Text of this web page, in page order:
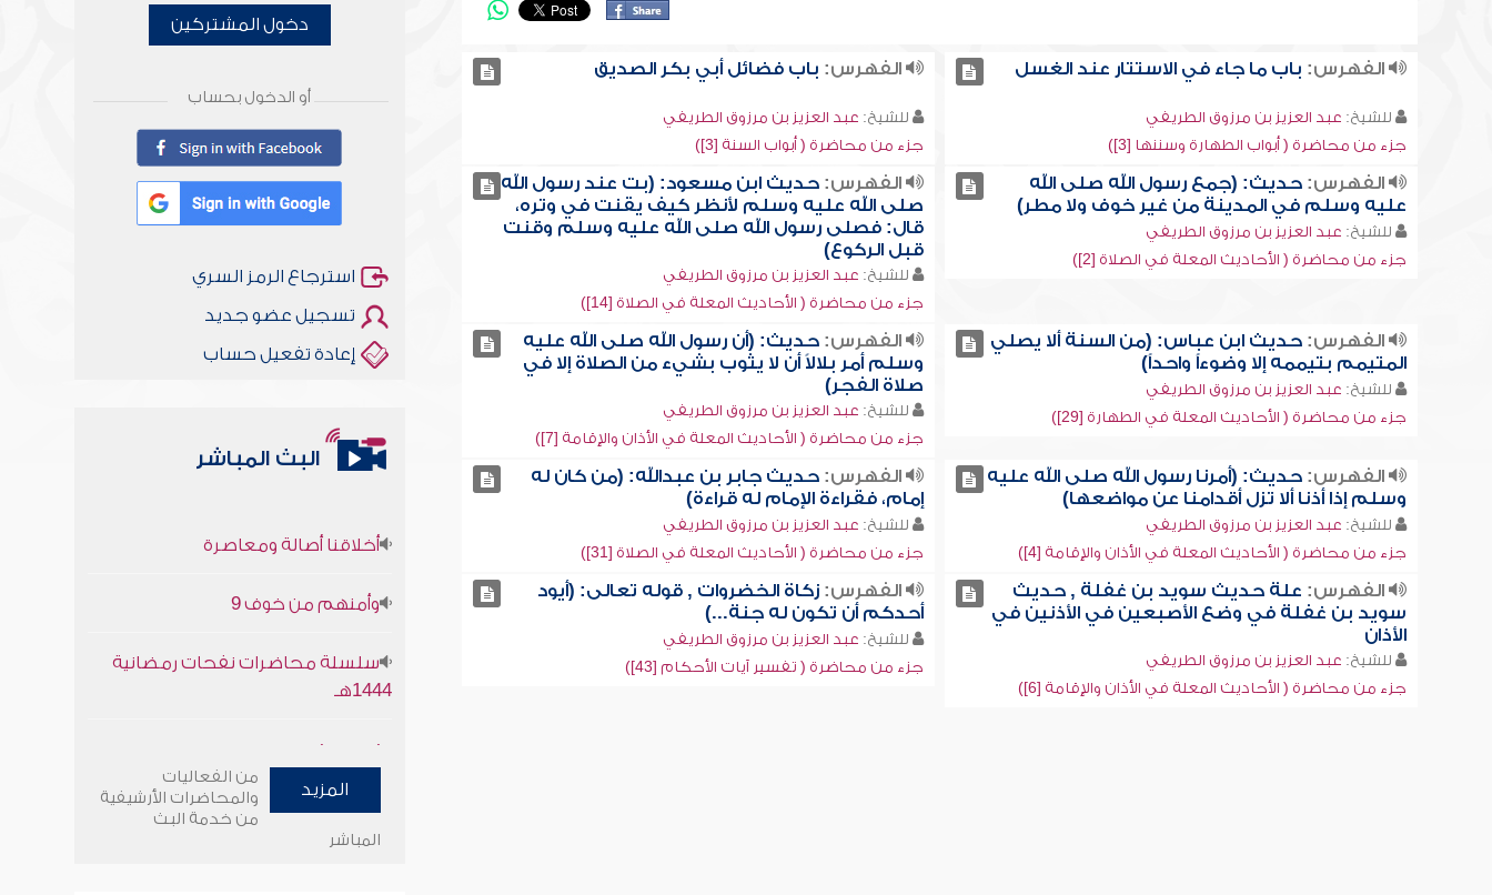
الفهرس: باب ما جاء في الاستتار عند الغسل
للشيخ: عبد العزيز بن مرزوق الطريفي
جزء من محاضرة ( أبواب الطهارة وسننها [3])
الفهرس: باب فضائل أبي بكر الصديق
للشيخ: عبد العزيز بن مرزوق الطريفي
جزء من محاضرة ( أبواب السنة [3])
الفهرس:حديث: (جمع رسول الله صلى الله
عليه وسلم في المدينة من غير خوف ولا مطر)
للشيخ: عبد العزيز بن مرزوق الطريفي
جزء من محاضرة ( الأحاديث المعلة في الصلاة [2])
الفهرس: حديث ابن مسعود: (بت عند رسول الله
صلى الله عليه وسلم لأنظر كيف يقنت في وتره،
قال: فصلى رسول الله صلى الله عليه وسلم وقنت
قبل الركوع)
للشيخ: عبد العزيز بن مرزوق الطريفي
جزء من محاضرة ( الأحاديث المعلة في الصلاة [14])
الفهرس:حديث ابن عباس: (من السنة ألا يصلي
المتيمم بتيممه إلا وضوءاً واحداً)
للشيخ: عبد العزيز بن مرزوق الطريفي
جزء من محاضرة ( الأحاديث المعلة في الطهارة [29])
الفهرس: حديث: (أن رسول الله صلى الله عليه
وسلم أمر بلالاً أن لا يثوب بشيء من الصلاة إلا في
صلاة الفجر)
للشيخ: عبد العزيز بن مرزوق الطريفي
جزء من محاضرة ( الأحاديث المعلة في الأذان والإقامة [7])
الفهرس:حديث: (أمرنا رسول الله صلى الله عليه
وسلم إذا أذنا ألا تزل أقدامنا عن مواضعها)
للشيخ: عبد العزيز بن مرزوق الطريفي
جزء من محاضرة ( الأحاديث المعلة في الأذان والإقامة [4])
الفهرس: حديث جابر بن عبدالله: (من كان له
إمام، فقراءة الإمام له قراءة)
للشيخ: عبد العزيز بن مرزوق الطريفي
جزء من محاضرة ( الأحاديث المعلة في الصلاة [31])
الفهرس: علة حديث سويد بن غفلة , حديث
سويد بن غفلة في وضع الأصبعين في الأذنين في
الأذان
للشيخ: عبد العزيز بن مرزوق الطريفي
جزء من محاضرة ( الأحاديث المعلة في الأذان والإقامة [6])
الفهرس: زكاة الخضروات , قوله تعالى: (أيود
أحدكم أن تكون له جنة...)
للشيخ: عبد العزيز بن مرزوق الطريفي
جزء من محاضرة ( تفسير آيات الأحكام [43])
دخول المشتركين
أو الدخول بحساب
استرجاع الرمز السري
تسجيل عضو جديد
إعادة تفعيل حساب
البث المباشر
1444هـ
وأمنهم من خوف 9
سلسلة محاضرات نفحات رمضانية
المزيد
من الفعاليات
والمحاضرات الأرشيفية
من خدمة البث
المباشر